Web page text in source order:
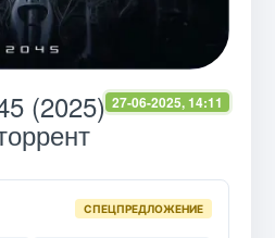
27-06-2025, 14:11
(2025)
СПЕЦПРЕДЛОЖЕНИЕ